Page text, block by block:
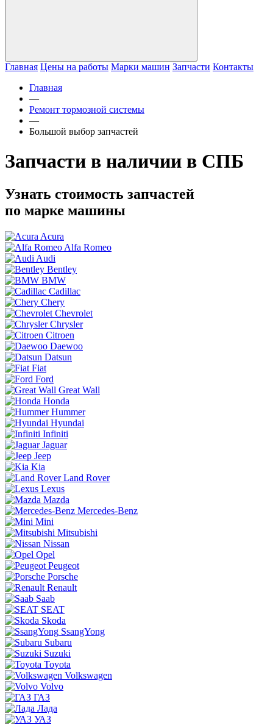
Главная Цены на работы Марки машин Запчасти Контакты
Главная
—
Ремонт тормозной системы
—
Большой выбор запчастей
Запчасти в наличии в СПБ
Узнать стоимость запчастей
по марке машины
Acura
Alfa Romeo
Audi
Bentley
BMW
Cadillac
Chery
Chevrolet
Chrysler
Citroen
Daewoo
Datsun
Fiat
Ford
Great Wall
Honda
Hummer
Hyundai
Infiniti
Jaguar
Jeep
Kia
Land Rover
Lexus
Mazda
Mercedes-Benz
Mini
Mitsubishi
Nissan
Opel
Peugeot
Porsche
Renault
Saab
SEAT
Skoda
SsangYong
Subaru
Suzuki
Toyota
Volkswagen
Volvo
ГАЗ
Лада
УАЗ